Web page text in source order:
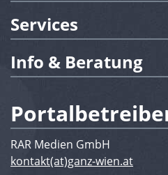
Services
Info & Beratung
RAR Medien GmbH
kontakt(at)ganz-wien.at